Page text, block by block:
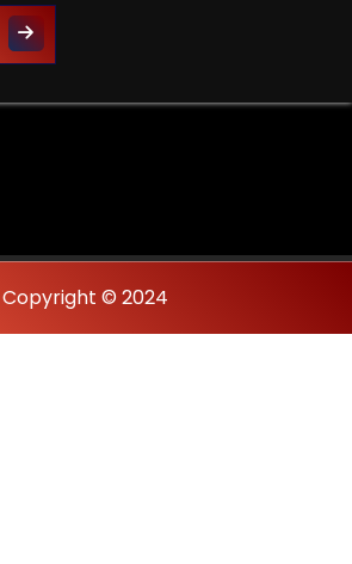
działa ściemniacz światła i
Copyright © 2024